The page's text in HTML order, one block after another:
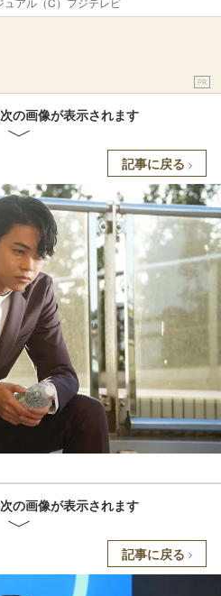
PR
の画像が表示されます
記事に戻る
の画像が表示されます
記事に戻る